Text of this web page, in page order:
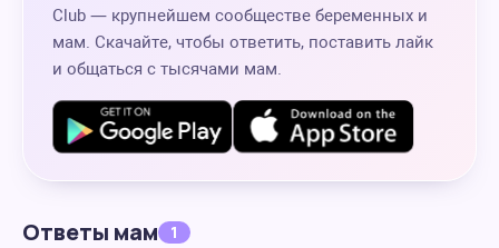
Club — крупнейшем сообществе беременных и
мам. Скачайте, чтобы ответить, поставить лайк
и общаться с тысячами мам.
Ответы мам 1